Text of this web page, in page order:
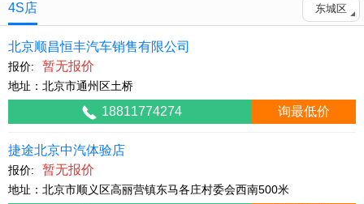
4S店 东城区
北京顺昌恒丰汽车销售有限公司
报价: 暂无报价
地址：北京市通州区土桥
18811774274 询最低价
捷途北京中汽体验店
报价: 暂无报价
地址：北京市顺义区高丽营镇东马各庄村委会西南500米